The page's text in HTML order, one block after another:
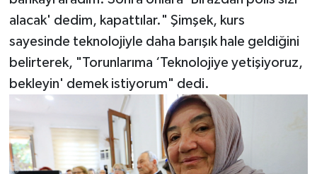
alacak' dedim, kapattılar." Şimşek, kurs
sayesinde teknolojiyle daha barışık hale geldiğini
belirterek, "Torunlarıma ‘Teknolojiye yetişiyoruz,
bekleyin' demek istiyorum" dedi.